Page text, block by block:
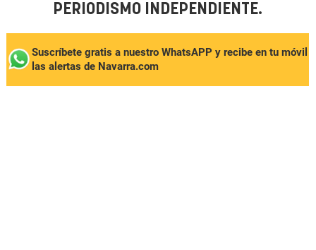
PERIODISMO INDEPENDIENTE.
Suscríbete gratis a nuestro WhatsAPP y recibe en tu móvil
las alertas de Navarra.com